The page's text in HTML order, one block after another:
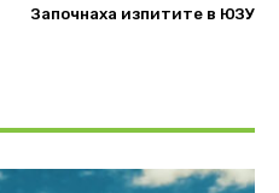
Започнаха изпитите в ЮЗУ